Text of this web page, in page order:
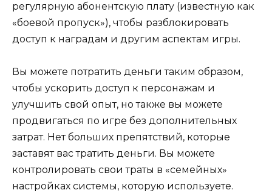
регулярную абонентскую плату (известную как
«боевой пропуск»), чтобы разблокировать
доступ к наградам и другим аспектам игры.
Вы можете потратить деньги таким образом,
чтобы ускорить доступ к персонажам и
улучшить свой опыт, но также вы можете
продвигаться по игре без дополнительных
затрат. Нет больших препятствий, которые
заставят вас тратить деньги. Вы можете
контролировать свои траты в «семейных»
настройках системы, которую используете.